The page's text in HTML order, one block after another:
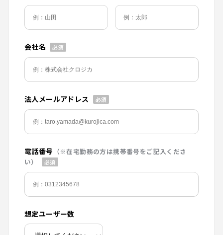
会社名
法人メールアドレス
電話番号 （※在宅勤務の方は携帯番号をご記入くださ
い）
想定ユーザー数